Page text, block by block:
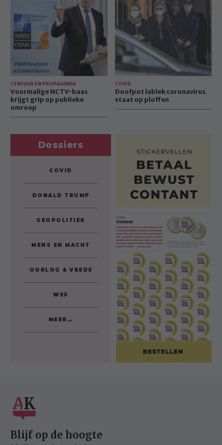
krijgt
grip
op
publieke
Voormalige NCTV-baas
krijgt grip op publieke
omroep
CENSUUR EN PROPAGANDA
coronavirus
op
ploffen
Doofpot lablek coronavirus
staat op ploffen
COVID
Dossiers
COVID
DONALD TRUMP
GEOPOLITIEK
MENS EN MACHT
OORLOG & VREDE
WEF
MEER…
Blijf op de hoogte